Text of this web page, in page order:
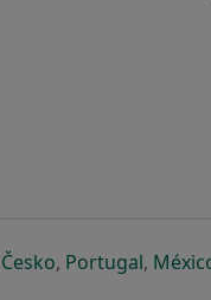
záložce
otevře v nové záložce
Českose otevře v nové
, Portugalse
,